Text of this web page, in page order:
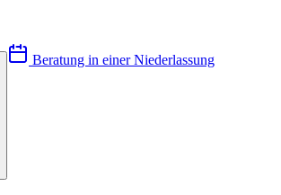
Beratung in einer Niederlassung